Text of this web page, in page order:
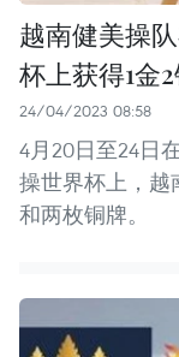
越南健美操
杯上获得1金
24/04/2023 08:58
4月20日至24日
操世界杯上，越
和两枚铜牌。